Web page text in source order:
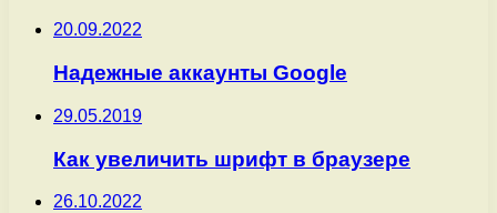
20.09.2022
Надежные аккаунты Google
29.05.2019
Как увеличить шрифт в браузере
26.10.2022